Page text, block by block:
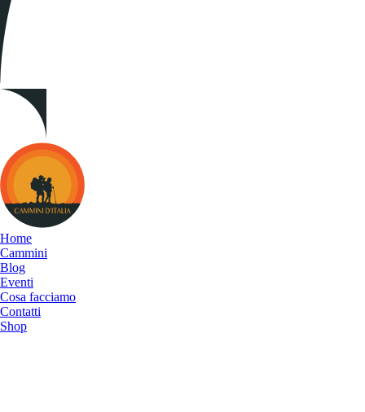
Cammini
d&#039;Italia
Home
Cammini
Blog
Eventi
Cosa facciamo
Contatti
Shop